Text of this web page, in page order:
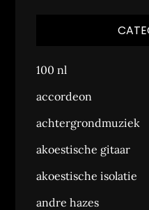
100 nl
accordeon
achtergrondmuziek
akoestische gitaar
akoestische isolatie
andre hazes